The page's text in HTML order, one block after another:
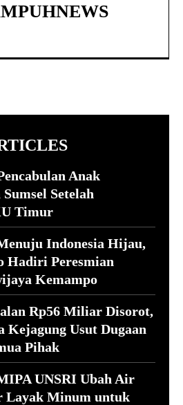
Anak
Setelah
Timur
Indonesia Hijau,
Hadiri Peresmian
Kemampo
Rp56 Miliar Disorot,
Usut Dugaan
Pihak
UNSRI Ubah Air
Layak Minum untuk